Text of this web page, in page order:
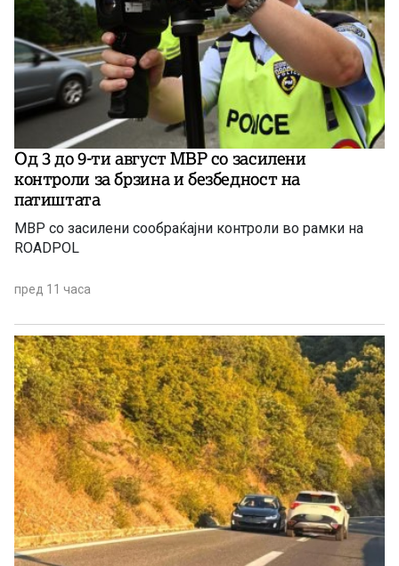
Од 3 до 9-ти август МВР со засилени
контроли за брзина и безбедност на
патиштата
МВР со засилени сообраќајни контроли во рамки на
ROADPOL
пред 11 часа